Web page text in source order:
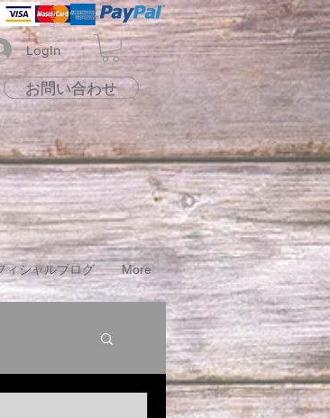
LogIn
お問い合わせ
お問い合わせ
ィシャルブログ More